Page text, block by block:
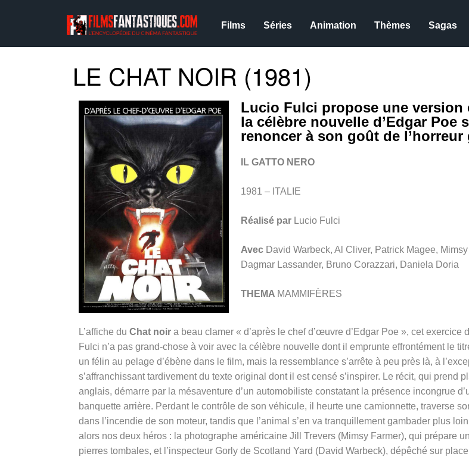
Films Séries Animation Thèmes Sagas
LE CHAT NOIR (1981)
Lucio Fulci propose une version
la célèbre nouvelle d’Edgar Poe
renoncer à son goût de l’horreur
IL GATTO NERO
1981 – ITALIE
Réalisé par Lucio Fulci
Avec David Warbeck, Al Cliver, Patrick Magee,
Dagmar Lassander, Bruno Corazzari, Daniela Doria
THEMA MAMMIFÈRES
L’affiche du Chat noir a beau clamer « d’après le chef d’œuvre d’Edgar Poe », cet exercice
Fulci n’a pas grand-chose à voir avec la célèbre nouvelle dont il emprunte effrontément le
un félin au pelage d’ébène dans le film, mais la ressemblance s’arrête à peu près là, à
s’affranchissant tardivement du texte original dont il est censé s’inspirer. Le récit, qui prend
anglais, démarre par la mésaventure d’un automobiliste constatant la présence incongrue
banquette arrière. Perdant le contrôle de son véhicule, il heurte une camionnette, traverse
dans l’incendie de son moteur, tandis que l’animal s’en va tranquillement gambader plus
alors nos deux héros : la photographe américaine Jill Trevers (Mimsy Farmer), qui prépare
pierres tombales, et l’inspecteur Gorly de Scotland Yard (David Warbeck), dépêché sur